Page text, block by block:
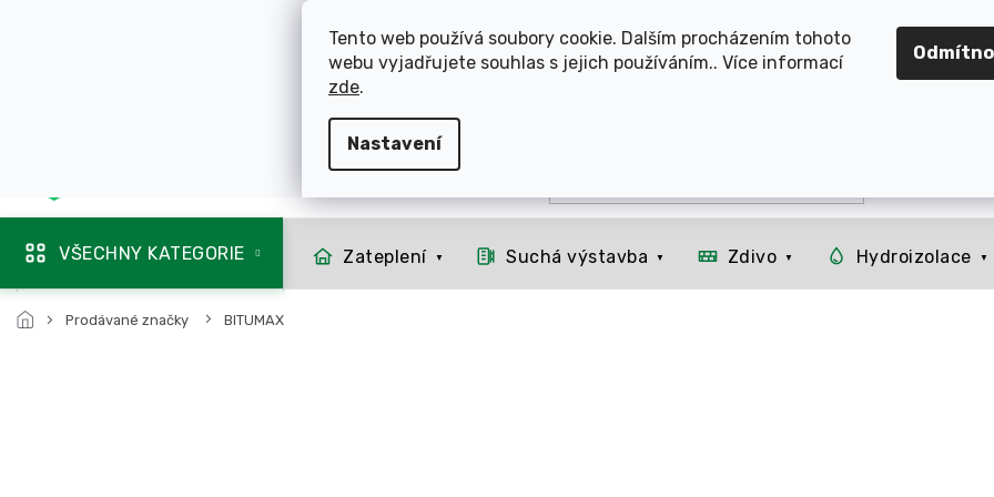
Tento web používá soubory cookie. Dalším procházením tohoto
webu vyjadřujete souhlas s jejich používáním.. Více informací
zde.
Nastavení
ROZVÁŽÍME OLOMOUCKO, SVITAVSKO, ŠUMPERSKO, BRNO, PARDUBICE,
VŠECHNY KATEGORIE Zateplení Suchá výstavba Zdivo Hydroizolace
Prodávané značky BITUMAX